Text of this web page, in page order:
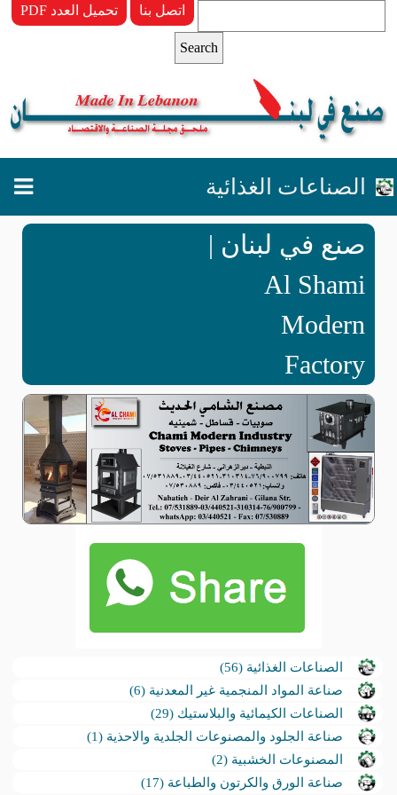
PDF تحميل العدد اتصل بنا
الصناعات الغذائية
صنع في لبنان |
Al Shami
Modern
Factory
الصناعات الغذائية (56)
صناعة المواد المنجمية غير المعدنية (6)
الصناعات الكيمائية والبلاستيك (29)
صناعة الجلود والمصنوعات الجلدية والاحذية (1)
المصنوعات الخشبية (2)
صناعة الورق والكرتون والطباعة (17)